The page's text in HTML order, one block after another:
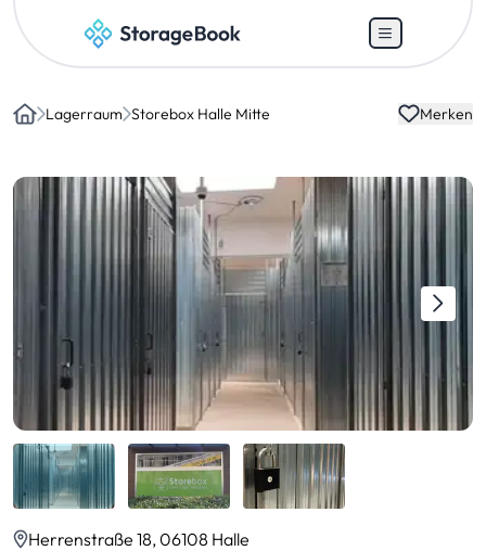
Lagerraum Storebox Halle Mitte Merken
Herrenstraße 18, 06108 Halle